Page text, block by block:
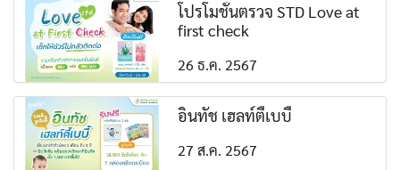
โปรโมชั่นตรวจ STD Love at
first check
26 ธ.ค. 2567
อินทัช เฮลท์ตี้เบบี้
27 ส.ค. 2567